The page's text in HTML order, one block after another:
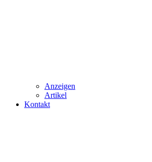
Anzeigen
Artikel
Kontakt